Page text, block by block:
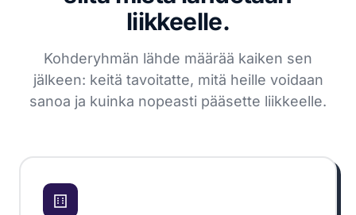
liikkeelle.
Kohderyhmän lähde määrää kaiken sen
jälkeen: keitä tavoitatte, mitä heille voidaan
sanoa ja kuinka nopeasti pääsette liikkeelle.